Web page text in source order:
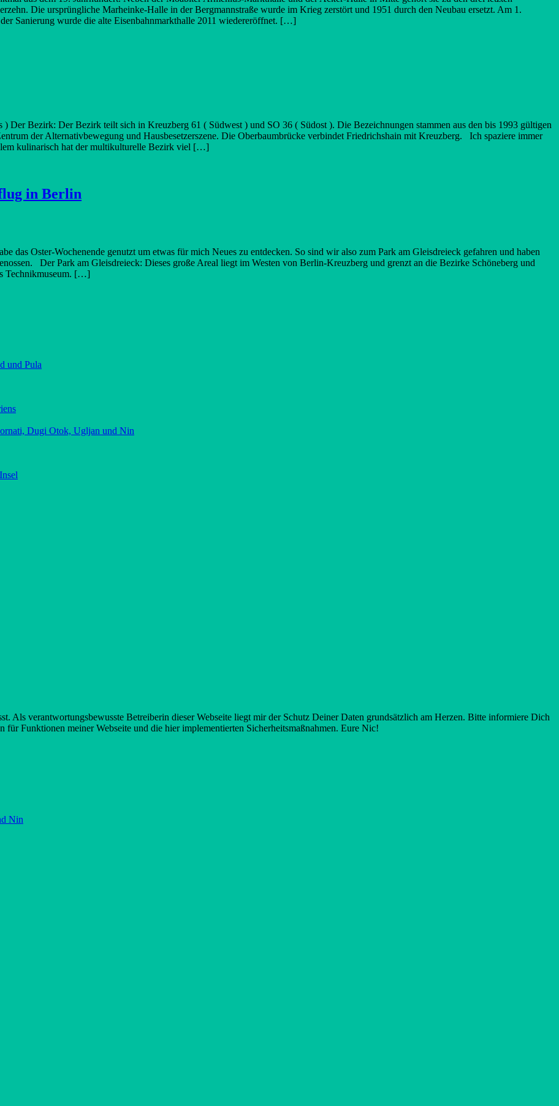
Die ursprüngliche Marheinke-Halle in der Bergmannstraße wurde im Krieg zerstört und 1951 durch den Neubau ersetzt. Am 1.
Sanierung wurde die alte Eisenbahnmarkthalle 2011 wiedereröffnet. […]
Der Bezirk: Der Bezirk teilt sich in Kreuzberg 61 ( Südwest ) und SO 36 ( Südost ). Die Bezeichnungen stammen aus den bis 1993 gültigen
der Alternativbewegung und Hausbesetzerszene. Die Oberbaumbrücke verbindet Friedrichshain mit Kreuzberg. Ich spaziere immer
kulinarisch hat der multikulturelle Bezirk viel […]
in Berlin
das Oster-Wochenende genutzt um etwas für mich Neues zu entdecken. So sind wir also zum Park am Gleisdreieck gefahren und haben
Der Park am Gleisdreieck: Dieses große Areal liegt im Westen von Berlin-Kreuzberg und grenzt an die Bezirke Schöneberg und
Technikmuseum. […]
und Pula
Dugi Otok, Ugljan und Nin
Als verantwortungsbewusste Betreiberin dieser Webseite liegt mir der Schutz Deiner Daten grundsätzlich am Herzen. Bitte informiere Dich
für Funktionen meiner Webseite und die hier implementierten Sicherheitsmaßnahmen. Eure Nic!
Nin